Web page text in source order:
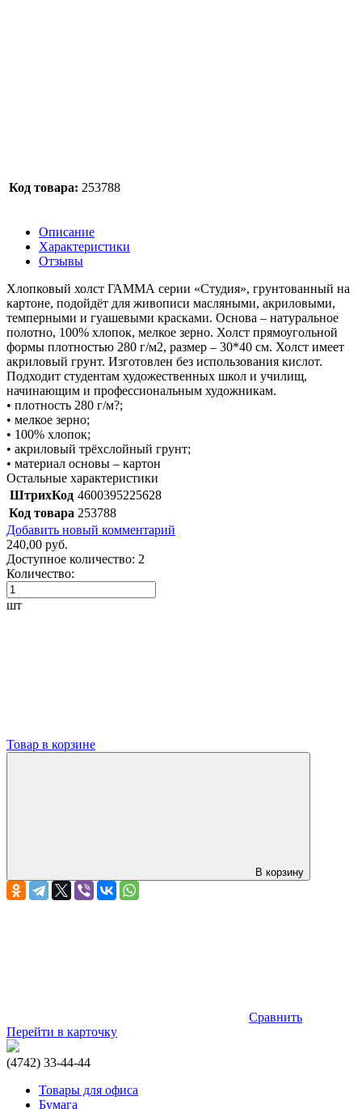
Код товара: 253788
Описание
Характеристики
Отзывы
Хлопковый холст ГАММА серии «Студия», грунтованный на
картоне, подойдёт для живописи масляными, акриловыми,
темперными и гуашевыми красками. Основа – натуральное
полотно, 100% хлопок, мелкое зерно. Холст прямоугольной
формы плотностью 280 г/м2, размер – 30*40 см. Холст имеет
акриловый грунт. Изготовлен без использования кислот.
Подходит студентам художественных школ и училищ,
начинающим и профессиональным художникам.
• плотность 280 г/м?;
• мелкое зерно;
• 100% хлопок;
• акриловый трёхслойный грунт;
• материал основы – картон
Остальные характеристики
ШтрихКод 4600395225628
Код товара 253788
Добавить новый комментарий
240,00 руб.
Доступное количество: 2
Количество:
шт
Товар в корзине
В корзину
Сравнить
Перейти в карточку
(4742) 33-44-44
Товары для офиса
Бумага